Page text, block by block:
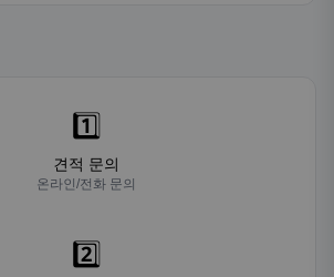
1️⃣
견적 문의
온라인/전화 문의
2️⃣